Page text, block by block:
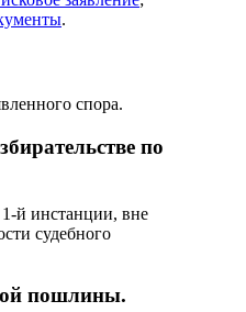
.
спора.
по
1-й инстанции, вне
судебного
пошлины.